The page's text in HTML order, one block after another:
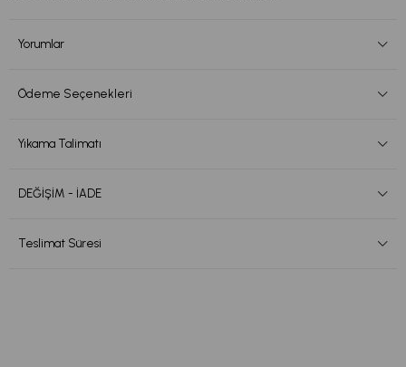
Yorumlar
Ödeme Seçenekleri
Yıkama Talimatı
DEĞİŞİM - İADE
Teslimat Süresi